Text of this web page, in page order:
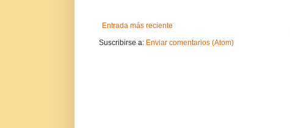
Entrada más reciente
Suscribirse a: Enviar comentarios (Atom)